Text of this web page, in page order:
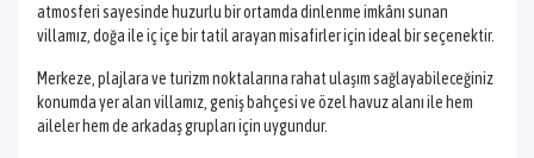
atmosferi sayesinde huzurlu bir ortamda dinlenme imkânı sunan
villamız, doğa ile iç içe bir tatil arayan misafirler için ideal bir seçenektir.
Merkeze, plajlara ve turizm noktalarına rahat ulaşım sağlayabileceğiniz
konumda yer alan villamız, geniş bahçesi ve özel havuz alanı ile hem
aileler hem de arkadaş grupları için uygundur.